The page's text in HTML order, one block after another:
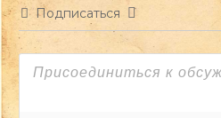
Подписаться